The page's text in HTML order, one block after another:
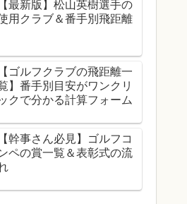
【最新版】松山英樹選手の
用クラブ＆番手別飛距離
【ゴルフクラブの飛距離一
】番手別目安がワンクリ
クで分かる計算フォーム
【幹事さん必見】ゴルフコ
ペの賞一覧＆表彰式の流